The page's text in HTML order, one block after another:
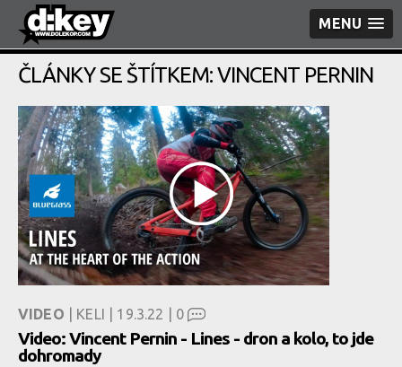
MENU
ČLÁNKY SE ŠTÍTKEM: VINCENT PERNIN
VIDEO | KELI | 19.3.22 | 0
Video: Vincent Pernin - Lines - dron a kolo, to jde
dohromady